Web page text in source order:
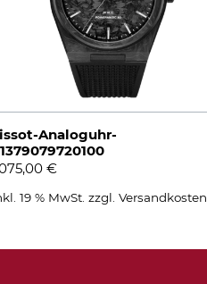
Analoguhr-
€
19 % MwSt. zzgl. Versandkosten